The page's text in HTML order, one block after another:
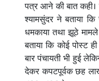
पत्र आने की बात कही।
श्यामसुंदर ने बताया
धमकाया तथा झूठे
बताया कि कोई पोस्ट
बार पंचायती भी हुई
देकर कपटपूर्वक छह